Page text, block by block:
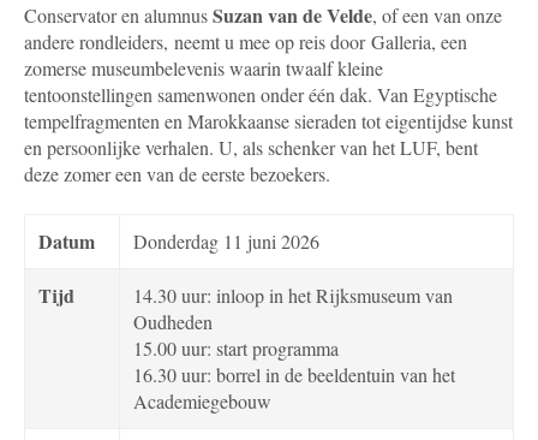
Conservator en alumnusSuzan van de Velde, of een van onze
andere rondleiders, neemt u mee op reis door Galleria, een
zomerse museumbelevenis waarin twaalf kleine
tentoonstellingen samenwonen onder één dak. Van Egyptische
tempelfragmenten en Marokkaanse sieraden tot eigentijdse kunst
en persoonlijke verhalen. U, als schenker van het LUF, bent
deze zomer een van de eerste bezoekers.
Datum Donderdag 11 juni 2026
Tijd
14.30 uur: inloop in het Rijksmuseum van
Oudheden
15.00 uur: start programma
16.30 uur: borrel in de beeldentuin van het
Academiegebouw